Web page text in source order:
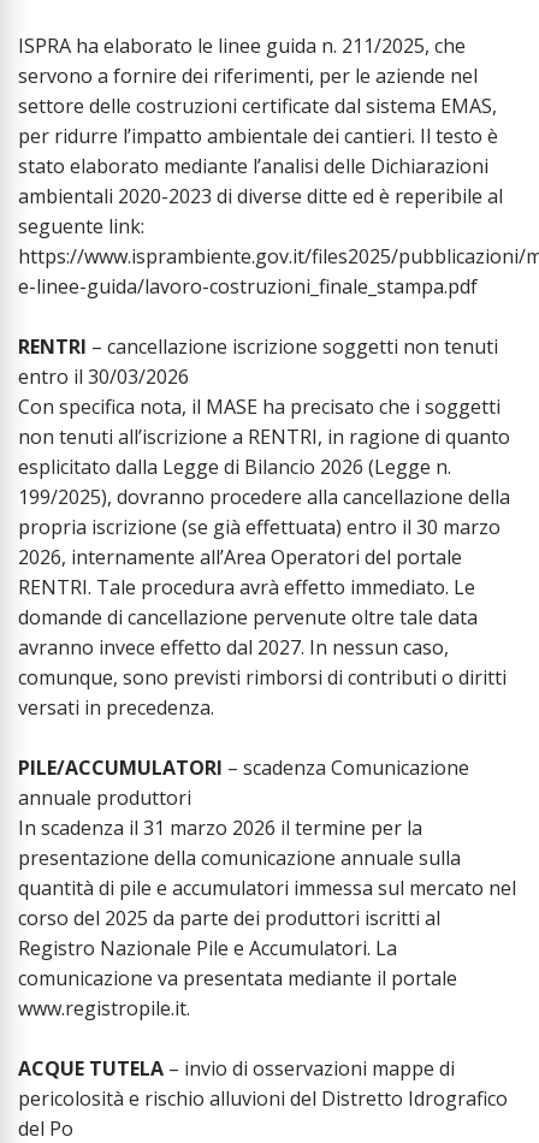
ISPRA ha elaborato le linee guida n. 211/2025, che
servono a fornire dei riferimenti, per le aziende nel
settore delle costruzioni certificate dal sistema EMAS,
per ridurre l’impatto ambientale dei cantieri. Il testo è
stato elaborato mediante l’analisi delle Dichiarazioni
ambientali 2020-2023 di diverse ditte ed è reperibile al
seguente link:
https://www.isprambiente.gov.it/files2025/pubblicazioni/
e-linee-guida/lavoro-costruzioni_finale_stampa.pdf
RENTRI – cancellazione iscrizione soggetti non tenuti
entro il 30/03/2026
Con specifica nota, il MASE ha precisato che i soggetti
non tenuti all’iscrizione a RENTRI, in ragione di quanto
esplicitato dalla Legge di Bilancio 2026 (Legge n.
199/2025), dovranno procedere alla cancellazione della
propria iscrizione (se già effettuata) entro il 30 marzo
2026, internamente all’Area Operatori del portale
RENTRI. Tale procedura avrà effetto immediato. Le
domande di cancellazione pervenute oltre tale data
avranno invece effetto dal 2027. In nessun caso,
comunque, sono previsti rimborsi di contributi o diritti
versati in precedenza.
PILE/ACCUMULATORI – scadenza Comunicazione
annuale produttori
In scadenza il 31 marzo 2026 il termine per la
presentazione della comunicazione annuale sulla
quantità di pile e accumulatori immessa sul mercato nel
corso del 2025 da parte dei produttori iscritti al
Registro Nazionale Pile e Accumulatori. La
comunicazione va presentata mediante il portale
www.registropile.it.
ACQUE TUTELA – invio di osservazioni mappe di
pericolosità e rischio alluvioni del Distretto Idrografico
del Po